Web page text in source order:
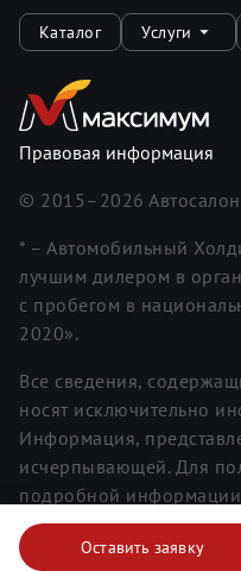
Оставить заявку
Каталог Услуги
Правовая информация
© 2015– 2026
* – Автомобильный
лучшим дилером в
с пробегом в
2020».
Все сведения,
носят исключительно
Информация,
исчерпывающей. Для
подробной информации
менеджерам.
публичной офертой.